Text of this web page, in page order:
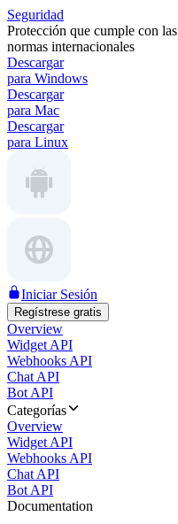
Seguridad
Protección que cumple con las
normas internacionales
Descargar
para Windows
Descargar
para Mac
Descargar
para Linux
Iniciar Sesión
Regístrese gratis
Overview
Widget API
Webhooks API
Chat API
Bot API
Categorías
Overview
Widget API
Webhooks API
Chat API
Bot API
Documentation